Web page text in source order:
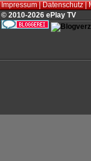
Impressum|Datenschutz|
© 2010-2026 ePlay TV